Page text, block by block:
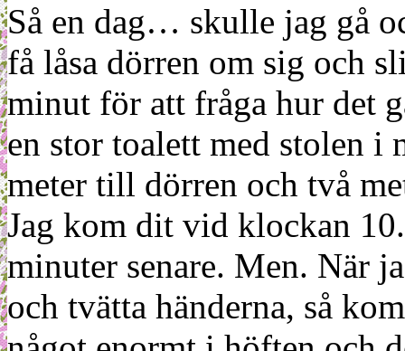
Så en dag… skulle jag gå
få låsa dörren om sig och
minut för att fråga hur det
en stor toalett med stolen i
meter till dörren och två
Jag kom dit vid klockan
minuter senare. Men. När
och tvätta händerna, så